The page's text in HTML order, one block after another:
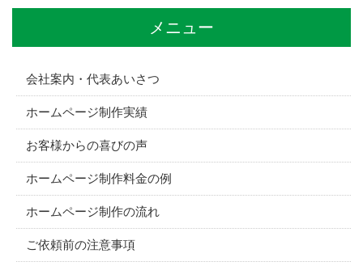
メニュー
会社案内・代表あいさつ
ホームページ制作実績
お客様からの喜びの声
ホームページ制作料金の例
ホームページ制作の流れ
ご依頼前の注意事項